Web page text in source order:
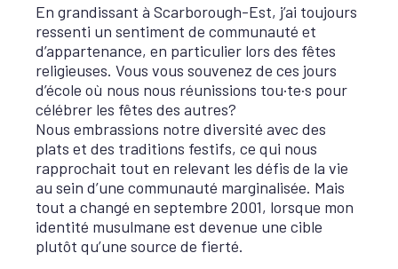
En grandissant à Scarborough-Est, j’ai toujours
ressenti un sentiment de communauté et
d’appartenance, en particulier lors des fêtes
religieuses. Vous vous souvenez de ces jours
d’école où nous nous réunissions tou·te·s pour
célébrer les fêtes des autres?
Nous embrassions notre diversité avec des
plats et des traditions festifs, ce qui nous
rapprochait tout en relevant les défis de la vie
au sein d’une communauté marginalisée. Mais
tout a changé en septembre 2001, lorsque mon
identité musulmane est devenue une cible
plutôt qu’une source de fierté.